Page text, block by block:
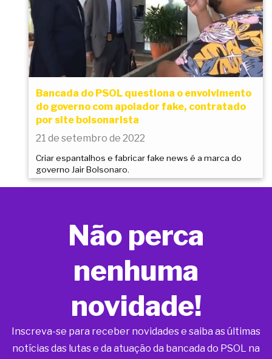
Bancada do PSOL questiona o envolvimento
do governo com apoiador fake, contratado
por site bolsonarista
21 de setembro de 2022
Criar espantalhos e fabricar fake news é a marca do
governo Jair Bolsonaro.
Não perca
nenhuma
novidade!
Inscreva-se para receber novidades e saiba as últimas
notícias das lutas e da atuação da bancada do PSOL na